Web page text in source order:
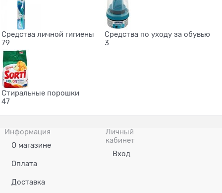
Средства личной гигиены
79
Средства по уходу за обувью
3
Стиральные порошки
47
Информация
О магазине
Оплата
Доставка
Личный
кабинет
Вход